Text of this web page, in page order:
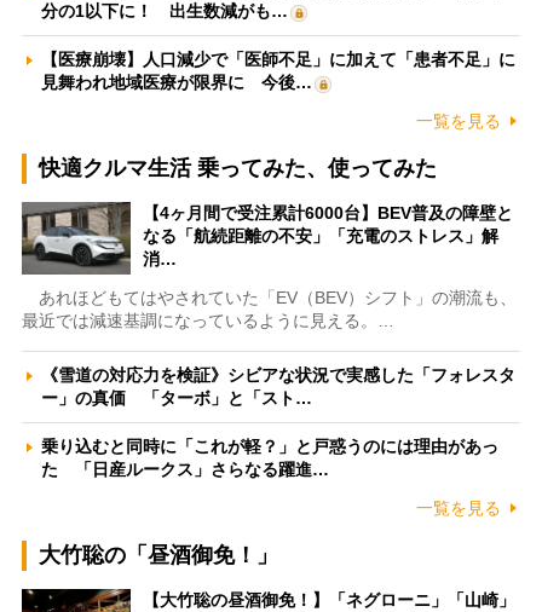
分の1以下に！ 出生数減がも…
【医療崩壊】人口減少で「医師不足」に加えて「患者不足」に
見舞われ地域医療が限界に 今後…
一覧を見る
快適クルマ生活 乗ってみた、使ってみた
【4ヶ月間で受注累計6000台】BEV普及の障壁と
なる「航続距離の不安」「充電のストレス」解
消…
あれほどもてはやされていた「EV（BEV）シフト」の潮流も、
最近では減速基調になっているように見える。…
《雪道の対応力を検証》シビアな状況で実感した「フォレスタ
ー」の真価 「ターボ」と「スト…
乗り込むと同時に「これが軽？」と戸惑うのには理由があっ
た 「日産ルークス」さらなる躍進…
一覧を見る
大竹聡の「昼酒御免！」
【大竹聡の昼酒御免！】「ネグローニ」「山崎」